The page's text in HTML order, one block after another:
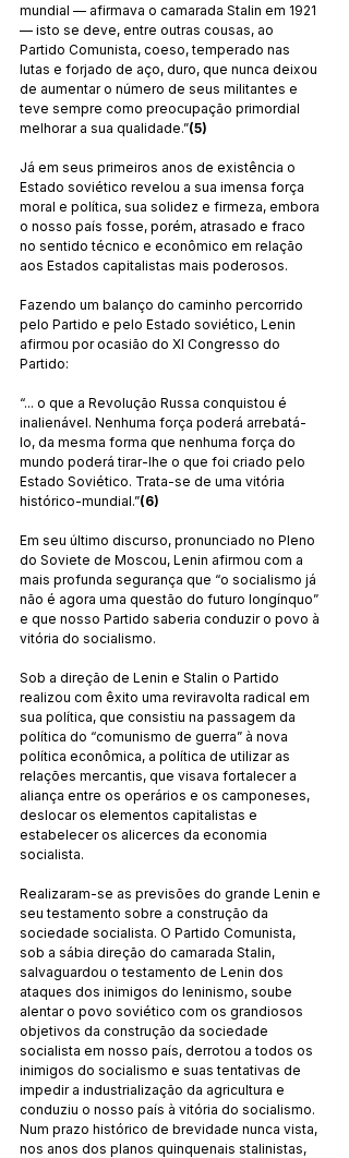
mundial — afirmava o camarada Stalin em 1921
— isto se deve, entre outras cousas, ao
Partido Comunista, coeso, temperado nas
lutas e forjado de aço, duro, que nunca deixou
de aumentar o número de seus militantes e
teve sempre como preocupação primordial
melhorar a sua qualidade.”(5)
Já em seus primeiros anos de existência o
Estado soviético revelou a sua imensa força
moral e política, sua solidez e firmeza, embora
o nosso país fosse, porém, atrasado e fraco
no sentido técnico e econômico em relação
aos Estados capitalistas mais poderosos.
Fazendo um balanço do caminho percorrido
pelo Partido e pelo Estado soviético, Lenin
afirmou por ocasião do XI Congresso do
Partido:
“... o que a Revolução Russa conquistou é
inalienável. Nenhuma força poderá arrebatá-
lo, da mesma forma que nenhuma força do
mundo poderá tirar-lhe o que foi criado pelo
Estado Soviético. Trata-se de uma vitória
histórico-mundial.”(6)
Em seu último discurso, pronunciado no Pleno
do Soviete de Moscou, Lenin afirmou com a
mais profunda segurança que “o socialismo já
não é agora uma questão do futuro longínquo”
e que nosso Partido saberia conduzir o povo à
vitória do socialismo.
Sob a direção de Lenin e Stalin o Partido
realizou com êxito uma reviravolta radical em
sua política, que consistiu na passagem da
política do “comunismo de guerra” à nova
política econômica, a política de utilizar as
relações mercantis, que visava fortalecer a
aliança entre os operários e os camponeses,
deslocar os elementos capitalistas e
estabelecer os alicerces da economia
socialista.
Realizaram-se as previsões do grande Lenin e
seu testamento sobre a construção da
sociedade socialista. O Partido Comunista,
sob a sábia direção do camarada Stalin,
salvaguardou o testamento de Lenin dos
ataques dos inimigos do leninismo, soube
alentar o povo soviético com os grandiosos
objetivos da construção da sociedade
socialista em nosso país, derrotou a todos os
inimigos do socialismo e suas tentativas de
impedir a industrialização da agricultura e
conduziu o nosso país à vitória do socialismo.
Num prazo histórico de brevidade nunca vista,
nos anos dos planos quinquenais stalinistas,